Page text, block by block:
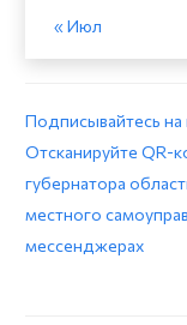
« Июл
Подписывайтесь на
Отсканируйте QR-
губернатора
местного
мессенджерах